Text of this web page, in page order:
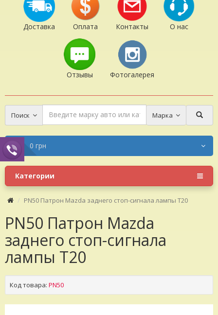
Доставка Оплата Контакты О нас
Отзывы Фотогалерея
Поиск Марка
0 грн
Категории
PN50 Патрон Mazda заднего стоп-сигнала лампы T20
PN50 Патрон Mazda
заднего стоп-сигнала
лампы T20
Код товара: PN50